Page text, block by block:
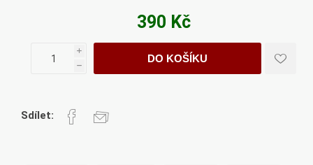
390 Kč
i
h
DO KOŠÍKU
Sdílet: